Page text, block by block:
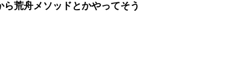
荒舟メソッドとかやってそう